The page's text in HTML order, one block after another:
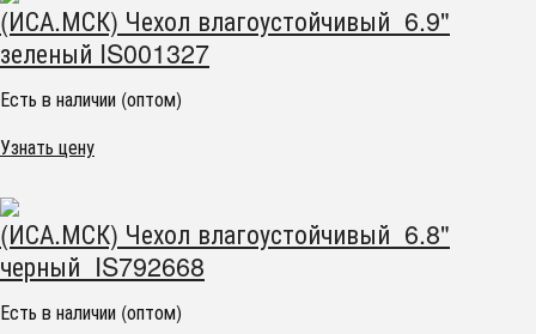
(ИСА.МСК) Чехол влагоустойчивый 6.9"
зеленый IS001327
Есть в наличии (оптом)
Узнать цену
(ИСА.МСК) Чехол влагоустойчивый 6.8"
черный IS792668
Есть в наличии (оптом)